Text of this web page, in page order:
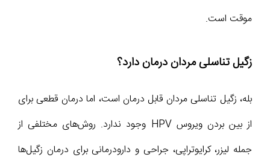
موقت است.
زگیل تناسلی مردان درمان دارد؟
بله، زگیل تناسلی مردان قابل درمان است، اما درمان قطعی برای
از بین بردن ویروس HPV وجود ندارد. روش‌های مختلفی از
جمله لیزر، کرایوتراپی، جراحی و دارودرمانی برای درمان زگیل‌ها